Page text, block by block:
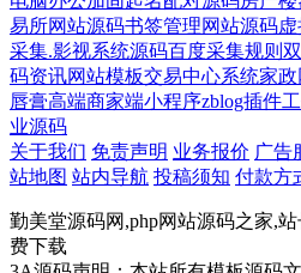
易所网站源码书签管理网站源码
采集.影视系统源码百度采集规则
码资讯网站模板交易中心系统家政
唇膏高端商家端小程序zblog插件
业源码
关于我们 免责声明 业务报价 广告
站地图 站内导航 投稿须知 付款方
勤美堂源码网,php网站源码之家,
费下载